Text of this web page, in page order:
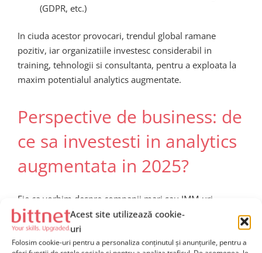
Acest site utilizează cookie-
uri
Folosim cookie-uri pentru a personaliza conținutul și anunțurile, pentru a
(GDPR, etc.)
In ciuda acestor provocari, trendul global ramane
pozitiv, iar organizatiile investesc considerabil in
training, tehnologii si consultanta, pentru a exploata la
maxim potentialul analytics augmentate.
Perspective de business: de
ce sa investesti in analytics
augmentata in 2025?
Fie ca vorbim despre companii mari sau IMM-uri,
investitiile in analytics augmentata aducavantaje
competitive clare